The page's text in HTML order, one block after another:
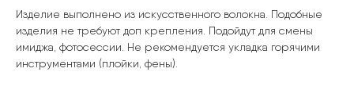
Изделие выполнено из искусственного волокна. Подобные
изделия не требуют доп крепления. Подойдут для смены
имиджа, фотосессии. Не рекомендуется укладка горячими
инструментами (плойки, фены).